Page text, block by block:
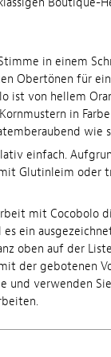
in einem
Obertönen für
ist von hellem
in
wie
einfach.
Glutinleim oder
mit Cocobolo
ein
oben auf der
der gebotenen
und verwenden